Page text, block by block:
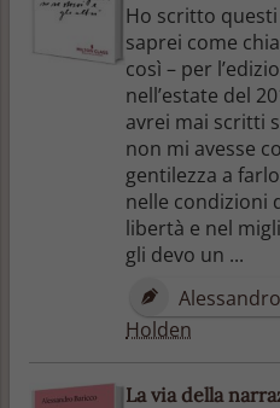
Ho scritto
saprei come
così – per
nell’estate del
avrei mai scritti
non mi avesse
gentilezza a
nelle condizioni
libertà e nel
gli devo un ...
Holden
La via della